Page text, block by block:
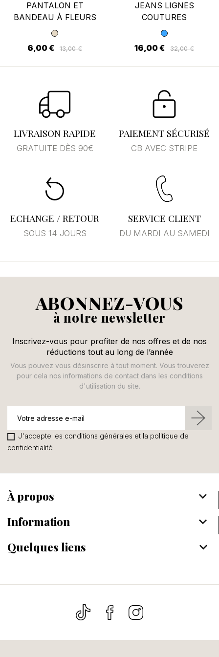
PANTALON ET
BANDEAU À FLEURS
6,00 € 13,00 €
JEANS LIGNES
COUTURES
16,00 € 32,00 €
LIVRAISON RAPIDE
GRATUITE DÈS 90€
PAIEMENT SÉCURISÉ
CB AVEC STRIPE
ECHANGE / RETOUR
SOUS 14 JOURS
SERVICE CLIENT
DU MARDI AU SAMEDI
ABONNEZ-VOUS
à notre newsletter
Inscrivez-vous pour profiter de nos offres et de nos
réductions tout au long de l’année
Vous pouvez vous désinscrire à tout moment. Vous trouverez
pour cela nos informations de contact dans les conditions
d'utilisation du site.
J'accepte les conditions générales et la politique de
confidentialité
À propos keyboard_arrow_down
Information keyboard_arrow_down
Quelques liens keyboard_arrow_down